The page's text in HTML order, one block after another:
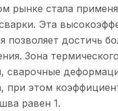
рынке стала
Эта
позволяет достичь
Зона
сварочные
при этом
равен 1.